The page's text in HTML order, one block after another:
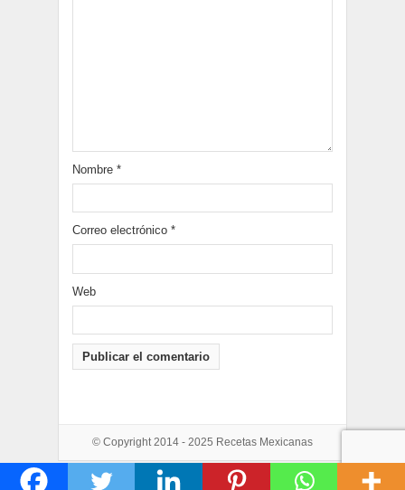
Nombre *
Correo electrónico *
Web
© Copyright 2014 - 2025 Recetas Mexicanas